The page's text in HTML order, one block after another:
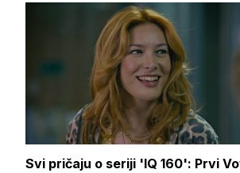
Svi pričaju o seriji 'IQ 160': Prvi